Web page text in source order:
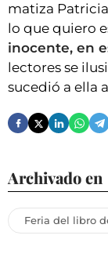
matiza
lo que quiero
inocente, en
lectores se
sucedió a ella
Archivado en
Feria del libro